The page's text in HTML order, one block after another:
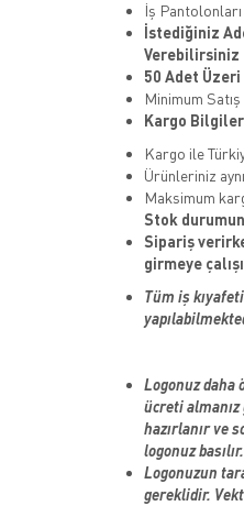
İş
İstediğiniz
Verebilirsiniz
50 Adet Üzeri
Minimum
Kargo
Kargo ile
Ürünleriniz
Maksimum
Stok
Sipariş
girmeye
Tüm iş
Logonuz daha
ücreti almanız
hazırlanır ve
logonuz basılır.
Logonuzun
gereklidir.